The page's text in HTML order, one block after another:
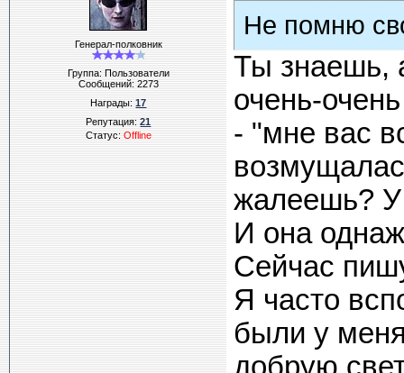
Генерал-полковник
Группа: Пользователи
Сообщений:2273
Награды:17
Репутация:21
Статус:Offline
Не помню
Ты знаешь,
очень-
- "мне вас
жалеешь? У
И она
Сейчас
Я часто
были у